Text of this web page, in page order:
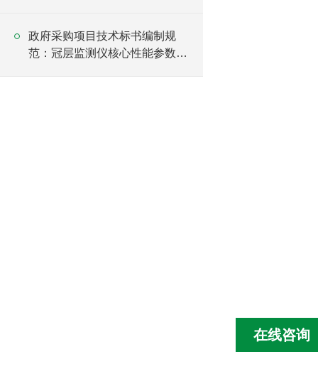
在线咨询
政府采购项目技术标书编制规
范：冠层监测仪核心性能参数与